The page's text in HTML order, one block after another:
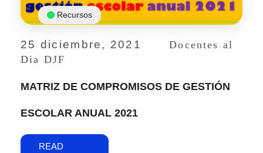
25 diciembre, 2021
Docentes al
Dia DJF
Recursos
MATRIZ DE COMPROMISOS DE GESTIÓN
ESCOLAR ANUAL 2021
READ